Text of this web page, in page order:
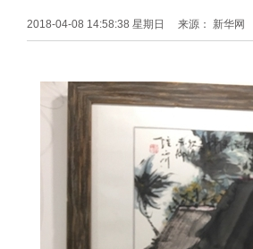
2018-04-08 14:58:38 星期日 来源： 新华网